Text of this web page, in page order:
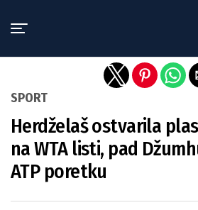
SPORT
Herdželaš ostvarila
na WTA listi, pad
ATP poretku